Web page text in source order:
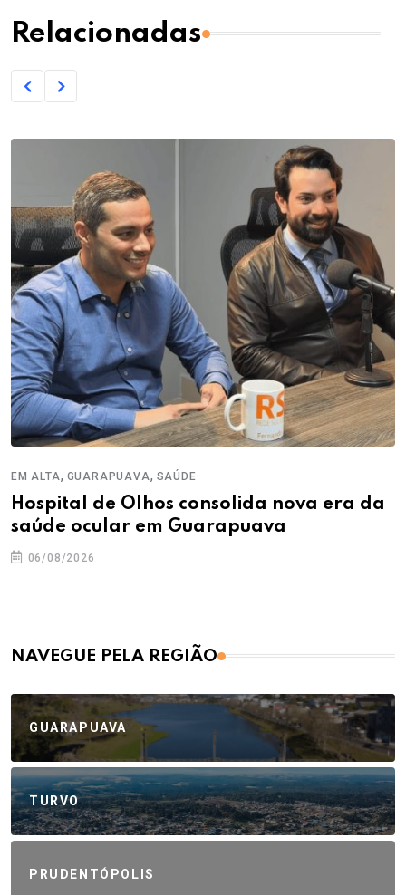
Relacionadas
EM ALTA, GUARAPUAVA, SAÚDE
Hospital de Olhos consolida nova era da
saúde ocular em Guarapuava
06/08/2026
NAVEGUE PELA REGIÃO
GUARAPUAVA
TURVO
PRUDENTÓPOLIS